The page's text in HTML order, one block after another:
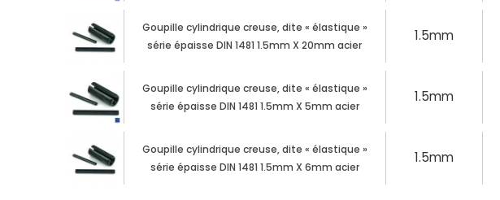
Goupille cylindrique creuse, dite « élastique »
série épaisse DIN 1481 1.5mm X 20mm acier
1.5mm
Goupille cylindrique creuse, dite « élastique »
série épaisse DIN 1481 1.5mm X 5mm acier
1.5mm
Goupille cylindrique creuse, dite « élastique »
série épaisse DIN 1481 1.5mm X 6mm acier
1.5mm